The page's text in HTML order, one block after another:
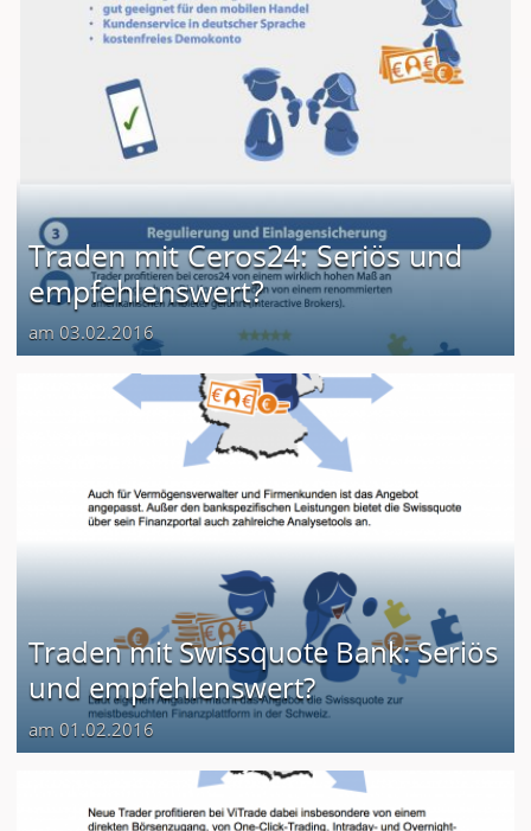
Traden mit Ceros24: Seriös und
empfehlenswert?
am 03.02.2016
Traden mit Swissquote Bank: Seriös
und empfehlenswert?
am 01.02.2016